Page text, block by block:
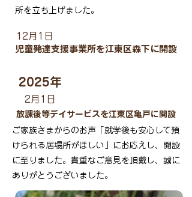
所を立ち上げました。
12月1日
児童発達支援事業所を江東区森下に開設
2025年
2月1日
放課後等デイサービスを江東区亀戸に開設
ご家族さまからのお声「就学後も安心して預
けられる居場所がほしい」にお応えし、​開設
に至りました。貴重なご意見を頂戴し、誠に
ありがとうございました。